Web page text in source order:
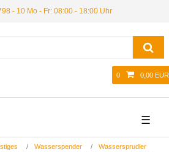
- 10 Mo - Fr: 08:00 - 18:00 Uhr
0 0,00 EUR
☰
Wasserspender
Wassersprudler